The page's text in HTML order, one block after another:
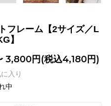
フレーム【2サイズ／L
】
3,800円(税込4,180円)
入り
中